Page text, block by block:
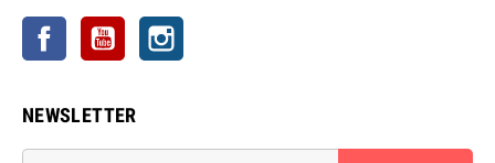
Facebook YouTube
NEWSLETTER